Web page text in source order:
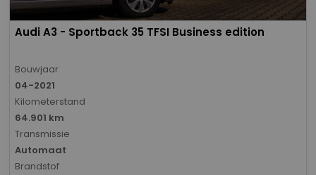
Audi A3 - Sportback 35 TFSI Business edition
Bouwjaar
04-2021
Kilometerstand
64.901 km
Transmissie
Automaat
Brandstof